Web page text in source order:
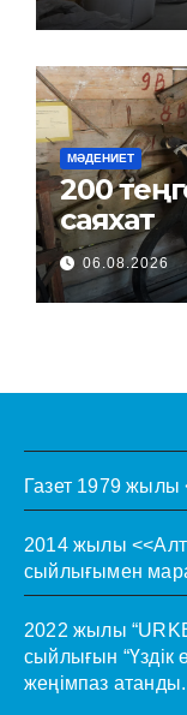
МӘДЕНИЕТ
200
саяхат
06.08.2026
Газет 1979 жылы
2014 жылы
сыйлығымен
2022 жылы
сыйлығын “Үздік
жеңімпаз атанды.